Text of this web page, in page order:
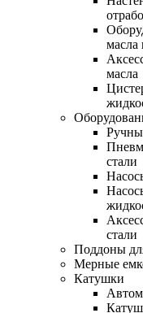
масла
масла
стали
стали
Поддоны
Мерные
Катушки